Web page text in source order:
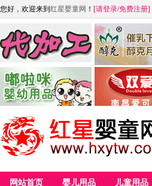
您好，欢迎来到 红星婴童网 ！ [请登录/免费注册]
江西麦嘟嘟食品有限公司
青岛嘟啦咪婴幼儿用品公司
江西醇之客月
网站首页 婴儿用品 儿童用品